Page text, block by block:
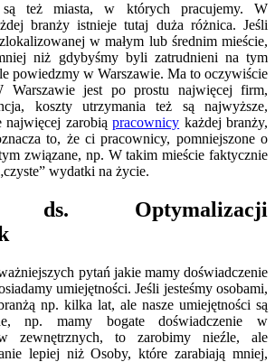
są też miasta, w których pracujemy. W
branży istnieje tutaj duża różnica. Jeśli
w małym lub średnim mieście,
niż gdybyśmy byli zatrudnieni na tym
powiedzmy w Warszawie. Ma to oczywiście
Warszawie jest po prostu najwięcej firm,
koszty utrzymania też są najwyższe,
najwięcej zarobiąpracownicy każdej branży,
to, że ci pracownicy, pomniejszone o
związane, np. W takim mieście faktycznie
wydatki na życie.
ds. Optymalizacji
pytań jakie mamy doświadczenie
umiejętności. Jeśli jesteśmy osobami,
np. kilka lat, ale nasze umiejętności są
np. mamy bogate doświadczenie w
zewnętrznych, to zarobimy nieźle, ale
lepiej niż Osoby, które zarabiają mniej,